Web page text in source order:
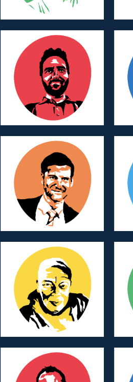
Loïc MOULIE
Membre d’Honneur
Team Program
Jonathan HURTIS
Membre d’Honneur
Team Program
François HIRON
Membre d’Honneur
Team Branding
Dwight KENNEDY